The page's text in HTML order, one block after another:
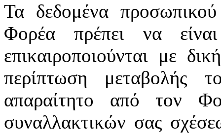
Τα δεδομένα
Φορέα πρέπει να
επικαιροποιούνται με
περίπτωση μεταβολής
απαραίτητο από τον
συναλλακτικών σας